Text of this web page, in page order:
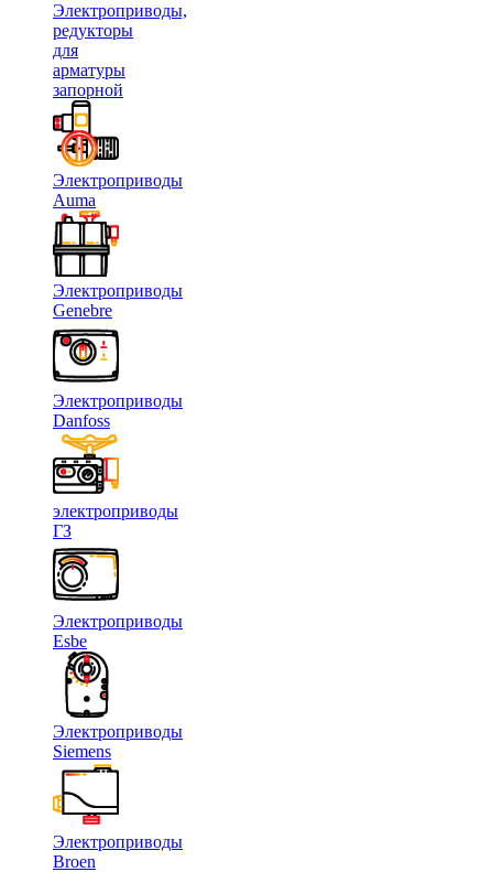
Электроприводы,
редукторы
для
арматуры
запорной
Электроприводы
Auma
Электроприводы
Genebre
Электроприводы
Danfoss
электроприводы
ГЗ
Электроприводы
Esbe
Электроприводы
Siemens
Электроприводы
Broen